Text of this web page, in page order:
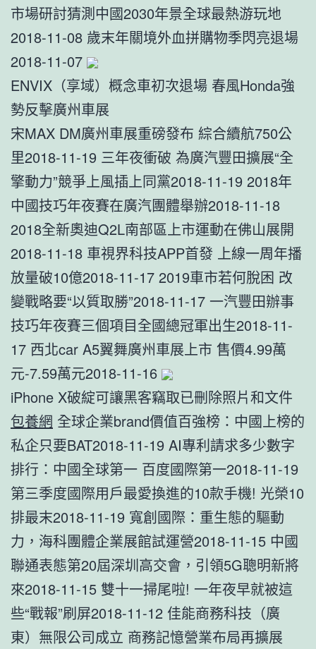
市場研討猜測中國2030年景全球最熱游玩地
2018-11-08 歲末年關境外血拼購物季閃亮退場
2018-11-07
ENVIX（享域）概念車初次退場 春風Honda強
勢反擊廣州車展
宋MAX DM廣州車展重磅發布 綜合續航750公
里2018-11-19 三年夜衝破 為廣汽豐田擴展“全
擎動力”競爭上風插上同黨2018-11-19 2018年
中國技巧年夜賽在廣汽團體舉辦2018-11-18
2018全新奧迪Q2L南部區上市運動在佛山展開
2018-11-18 車視界科技APP首發 上線一周年播
放量破10億2018-11-17 2019車市若何脫困 改
變戰略要“以質取勝”2018-11-17 一汽豐田辦事
技巧年夜賽三個項目全國總冠軍出生2018-11-
17 西北car A5翼舞廣州車展上市 售價4.99萬
元-7.59萬元2018-11-16
iPhone X破綻可讓黑客竊取已刪除照片和文件
包養網 全球企業brand價值百強榜：中國上榜的
私企只要BAT2018-11-19 AI專利請求多少數字
排行：中國全球第一 百度國際第一2018-11-19
第三季度國際用戶最愛換進的10款手機! 光榮10
排最末2018-11-19 寬創國際：重生態的驅動
力，海科團體企業展館試運營2018-11-15 中國
聯通表態第20屆深圳高交會，引領5G聰明新將
來2018-11-15 雙十一掃尾啦! 一年夜早就被這
些“戰報”刷屏2018-11-12 佳能商務科技（廣
東）無限公司成立 商務記憶營業布局再擴展